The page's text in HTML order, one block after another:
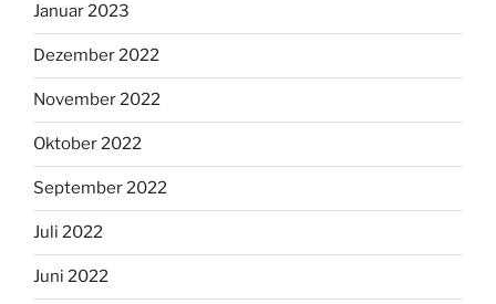
Januar 2023
Dezember 2022
November 2022
Oktober 2022
September 2022
Juli 2022
Juni 2022